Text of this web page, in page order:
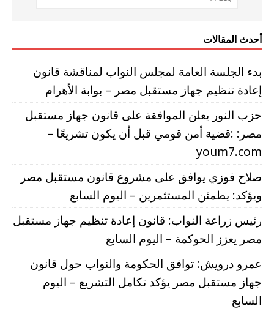
أحدث المقالات
بدء الجلسة العامة لمجلس النواب لمناقشة قانون
إعادة تنظيم جهاز مستقبل مصر – بوابة الأهرام
حزب النور يعلن الموافقة على قانون جهاز مستقبل
مصر: :قضية أمن قومي قبل أن يكون تشريعًا –
youm7.com
صلاح فوزي يوافق على مشروع قانون مستقبل مصر
ويؤكد: يطمئن المستثمرين – اليوم السابع
رئيس زراعة النواب: قانون إعادة تنظيم جهاز مستقبل
مصر يعزز الحوكمة – اليوم السابع
عمرو درويش: توافق الحكومة والنواب حول قانون
جهاز مستقبل مصر يؤكد تكامل التشريع – اليوم
السابع